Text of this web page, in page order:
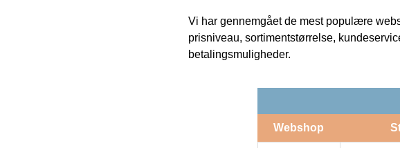
Vi har gennemgået de mest populære
prisniveau, sortimentstørrelse,
betalingsmuligheder.
Webshop